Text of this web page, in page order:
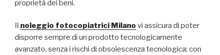
proprietà dei beni.
Il noleggio fotocopiatrici Milano vi assicura di poter
disporre sempre di un prodotto tecnologicamente
avanzato, senza i rischi di obsolescenza tecnologica; con